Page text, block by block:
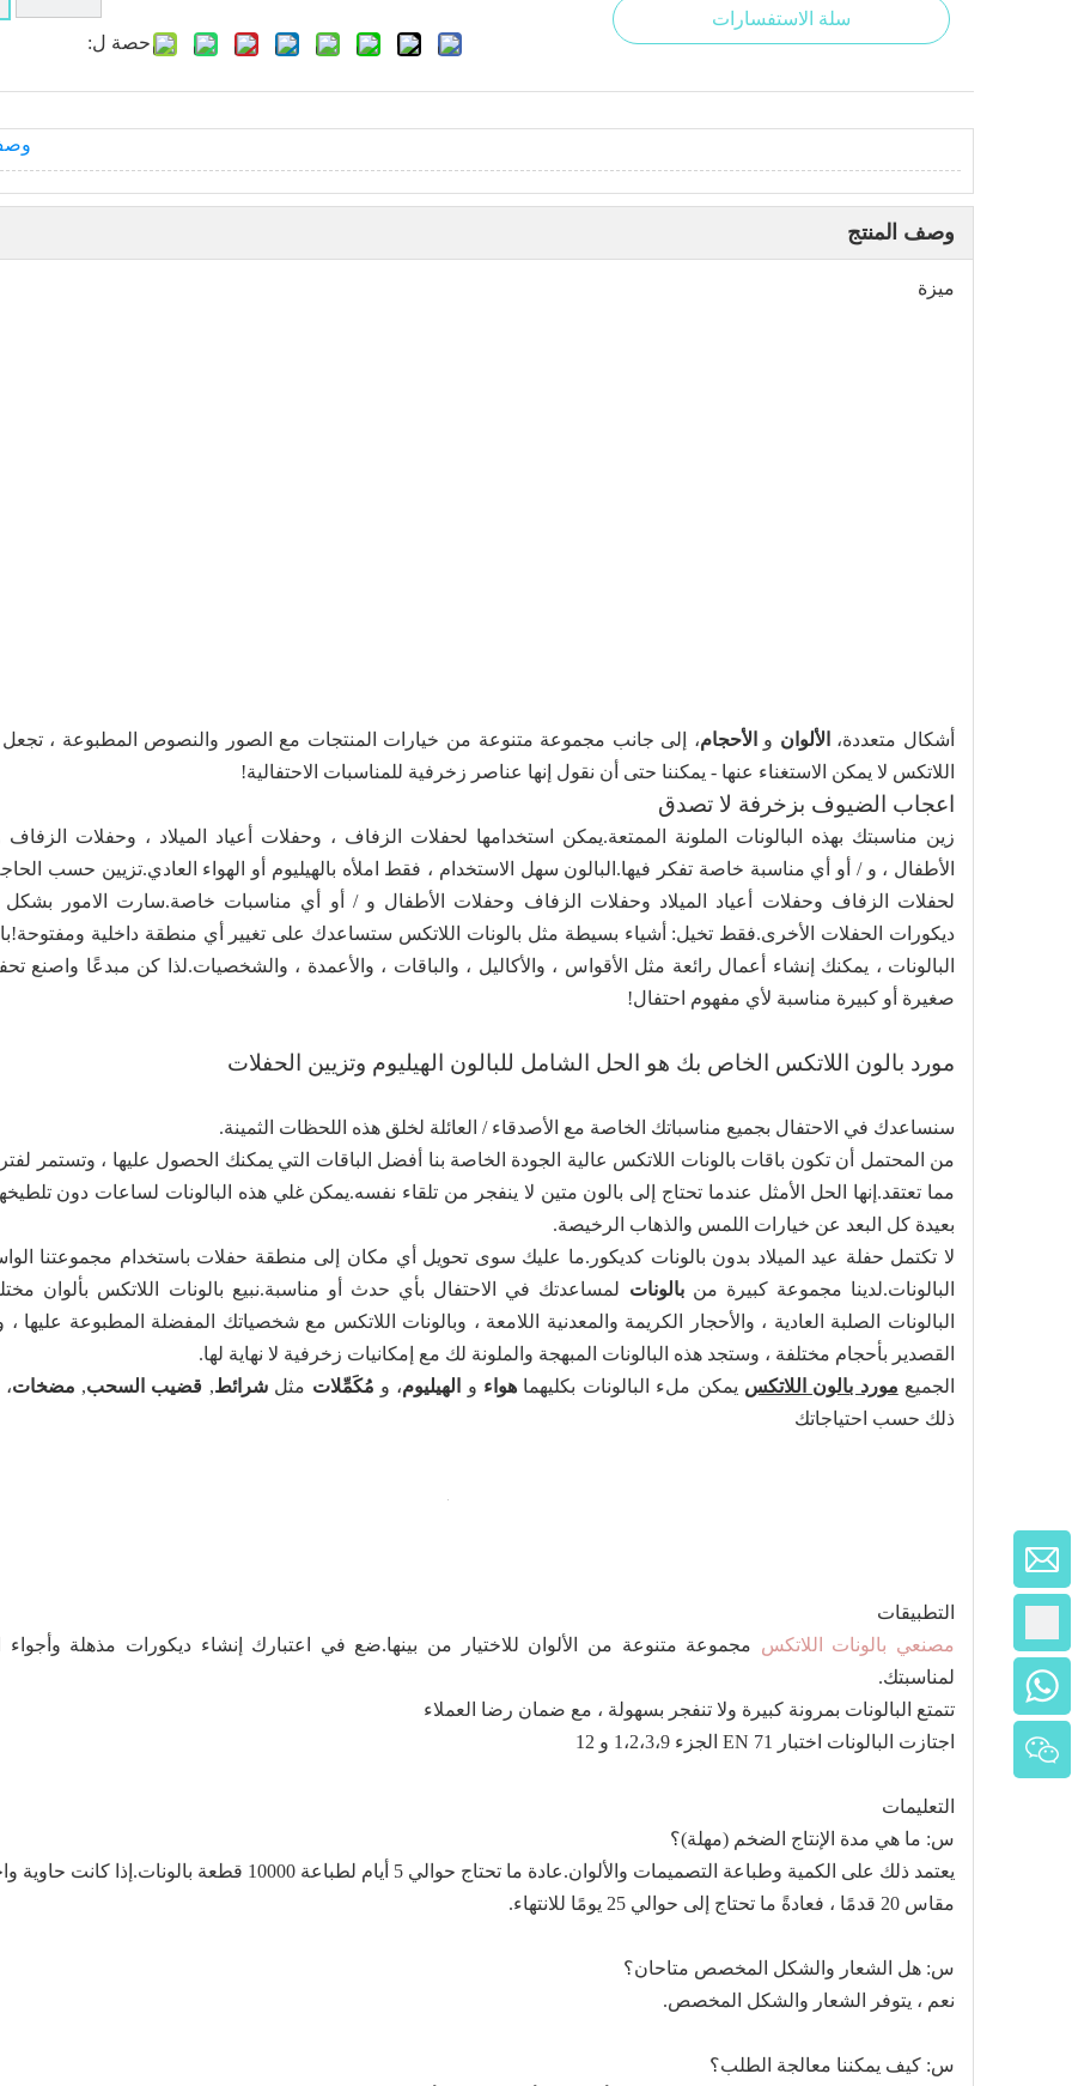
حصة ل:
سلة الاستفسارات
وصف المنتج
ميزة
أشكال متعددة، الألوان و الأحجام، إلى جانب مجموعة متنوعة من خيارات المنتجات مع الصور والنصوص المطبوعة ، تجعل
اللاتكس لا يمكن الاستغناء عنها - يمكننا حتى أن نقول إنها عناصر زخرفية للمناسبات الاحتفالية!
اعجاب الضيوف بزخرفة لا تصدق
زين مناسبتك بهذه البالونات الملونة الممتعة.يمكن استخدامها لحفلات الزفاف ، وحفلات أعياد الميلاد ، وحفلات
الأطفال ، و / أو أي مناسبة خاصة تفكر فيها.البالون سهل الاستخدام ، فقط املأه بالهيليوم أو الهواء العادي.تزيين حسب
لحفلات الزفاف وحفلات أعياد الميلاد وحفلات الزفاف وحفلات الأطفال و / أو أي مناسبات خاصة.سارت الامور
ديكورات الحفلات الأخرى.فقط تخيل: أشياء بسيطة مثل بالونات اللاتكس ستساعدك على تغيير أي منطقة داخلية
البالونات ، يمكنك إنشاء أعمال رائعة مثل الأقواس ، والأكاليل ، والباقات ، والأعمدة ، والشخصيات.لذا كن مبدعًا واصنع
صغيرة أو كبيرة مناسبة لأي مفهوم احتفال!
مورد بالون اللاتكس الخاص بك هو الحل الشامل للبالون الهيليوم وتزيين الحفلات
سنساعدك في الاحتفال بجميع مناسباتك الخاصة مع الأصدقاء / العائلة لخلق هذه اللحظات الثمينة.
من المحتمل أن تكون باقات بالونات اللاتكس عالية الجودة الخاصة بنا أفضل الباقات التي يمكنك الحصول عليها ، وتستمر
مما تعتقد.إنها الحل الأمثل عندما تحتاج إلى بالون متين لا ينفجر من تلقاء نفسه.يمكن غلي هذه البالونات لساعات دون
بعيدة كل البعد عن خيارات اللمس والذهاب الرخيصة.
لا تكتمل حفلة عيد الميلاد بدون بالونات كديكور.ما عليك سوى تحويل أي مكان إلى منطقة حفلات باستخدام مجموعتنا
البالونات.لدينا مجموعة كبيرة منبالونات لمساعدتك في الاحتفال بأي حدث أو مناسبة.نبيع بالونات اللاتكس بألوان
البالونات الصلبة العادية ، والأحجار الكريمة والمعدنية اللامعة ، وبالونات اللاتكس مع شخصياتك المفضلة المطبوعة عليها ،
القصدير بأحجام مختلفة ، وستجد هذه البالونات المبهجة والملونة لك مع إمكانيات زخرفية لا نهاية لها.
الجميع مورد بالون اللاتكس يمكن ملء البالونات بكليهما هواء و الهيليوم، و مُكَمِّلات مثلشرائط, قضيب السحب, مضخات
ذلك حسب احتياجاتك
التطبيقات
مصنعي بالونات اللاتكس مجموعة متنوعة من الألوان للاختيار من بينها.ضع في اعتبارك إنشاء ديكورات مذهلة وأجواء
لمناسبتك.
تتمتع البالونات بمرونة كبيرة ولا تنفجر بسهولة ، مع ضمان رضا العملاء
اجتازت البالونات اختبار EN 71 الجزء 1،2،3،9 و 12
التعليمات
س: ما هي مدة الإنتاج الضخم (مهلة)؟
يعتمد ذلك على الكمية وطباعة التصميمات والألوان.عادة ما تحتاج حوالي 5 أيام لطباعة 10000 قطعة بالونات.إذا
مقاس 20 قدمًا ، فعادةً ما تحتاج إلى حوالي 25 يومًا للانتهاء.
س: هل الشعار والشكل المخصص متاحان؟
نعم ، يتوفر الشعار والشكل المخصص.
س: كيف يمكننا معالجة الطلب؟